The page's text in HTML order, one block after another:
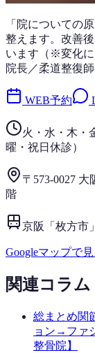
「 院についての
整えます。改善
います（※変化に
院長／柔道整復師
WEB予約
火・水・木・
曜・祝日 休診）
〒573-0027
階
京阪「枚方市
Googleマップで見
関連コラム
総まとめ関
ョン→ファ
整骨院】